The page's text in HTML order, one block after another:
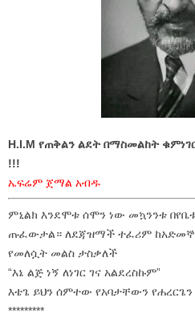
H.I.M የጠቅልን ልደት በማስመልከት
!!!
ኤፍሬም ጀማል አብዱ
ምኒልክ እንደሞቱ ሰሞን ነው መኳንንቱ
ጡፈውታል። ለደጃዝማች ተፈሪም
የመለሷት መልስ ታስቃለች
“እኔ ልጅ ነኝ ለነገር ገና አልደረስኩም”
እቴጌ ይህን ሰምተው የአባታቸውን
*********